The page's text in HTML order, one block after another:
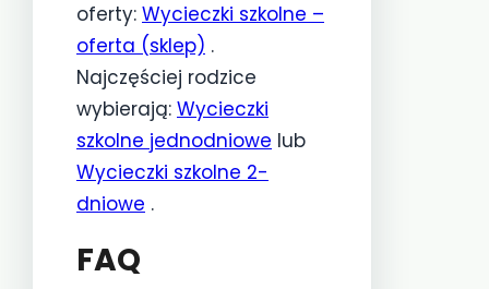
oferty: Wycieczki szkolne –
oferta (sklep) .
Najczęściej rodzice
wybierają: Wycieczki
szkolne jednodniowe lub
Wycieczki szkolne 2-
dniowe .
FAQ